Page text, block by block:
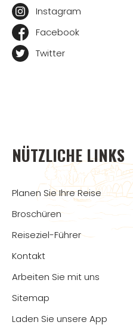
Instagram
Facebook
Twitter
NÜTZLICHE LINKS
Planen Sie Ihre Reise
Broschüren
Reiseziel-Führer
Kontakt
Arbeiten Sie mit uns
Sitemap
Laden Sie unsere App